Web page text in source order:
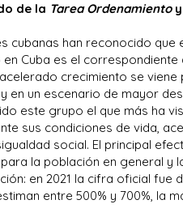
de la Tarea Ordenamientoy
cubanas han reconocido que
Cuba es el correspondiente
crecimiento se
en un escenario de mayor
este grupo el que más ha
sus condiciones de vida,
social. El principal
la población en general y
en 2021 la cifra oficial fue
entre 500% y 700%, la